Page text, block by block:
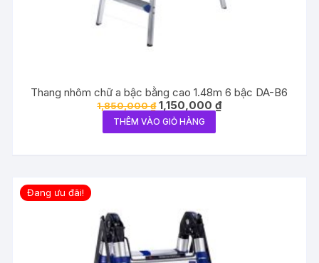
Thang nhôm chữ a bậc bằng cao 1.48m 6 bậc DA-B6
1,850,000₫ Giá
gốc
là:
1,850,000 ₫.
1,150,000₫Giá
hiện
THÊM VÀO GIỎ HÀNG
Đang ưu đãi!